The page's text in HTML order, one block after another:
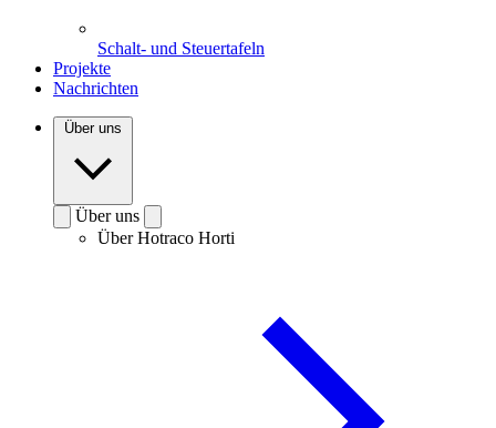
Schalt- und Steuertafeln
Projekte
Nachrichten
Über uns
Über uns
Über Hotraco Horti